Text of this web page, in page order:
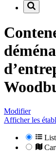
Modifier
Afficher les